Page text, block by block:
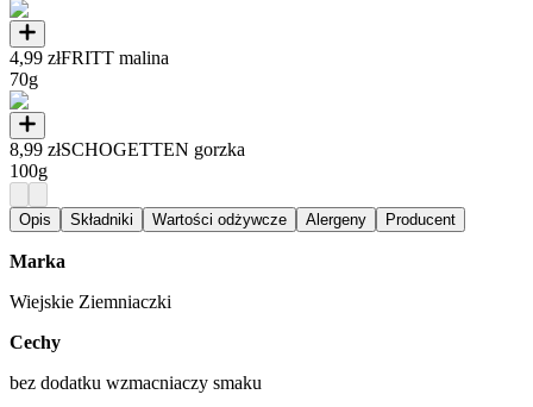
4,99 złFRITT malina
70g
8,99 złSCHOGETTEN gorzka
100g
Opis Składniki Wartości odżywcze Alergeny Producent
Marka
Wiejskie Ziemniaczki
Cechy
bez dodatku wzmacniaczy smaku